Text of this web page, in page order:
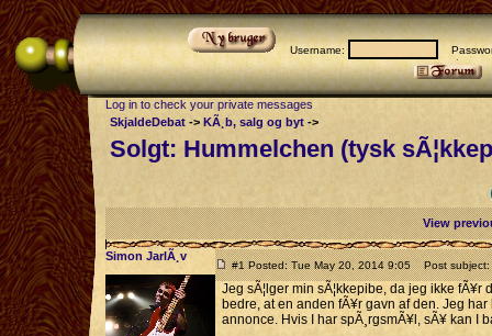
Username:
Log in to check your private messages
SkjaldeDebat -> KÃ¸b, salg og byt ->
Solgt: Hummelchen (tysk
View
Simon JarlÃ¸v
#1 Posted: Tue May 20, 2014 9:05 Post subject:
Jeg sÃ¦lger min sÃ¦kkepibe, da jeg ikke
bedre, at en anden fÃ¥r gavn af den. Jeg
annonce. Hvis I har spÃ¸rgsmÃ¥l, sÃ¥ kan I